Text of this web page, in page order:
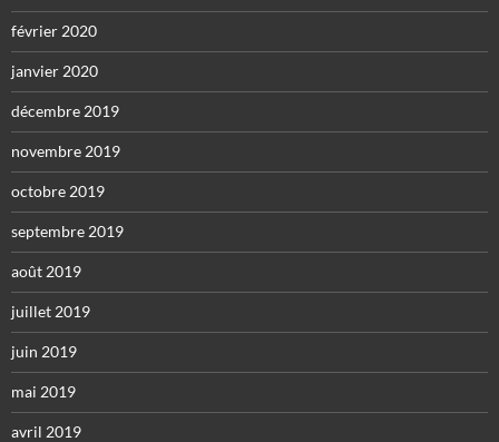
février 2020
janvier 2020
décembre 2019
novembre 2019
octobre 2019
septembre 2019
août 2019
juillet 2019
juin 2019
mai 2019
avril 2019